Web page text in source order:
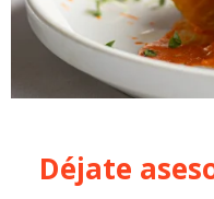
Déjate